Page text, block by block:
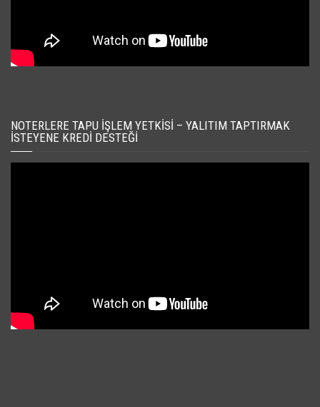
NOTERLERE TAPU İŞLEM YETKISI – YALITIM TAPTIRMAK
İSTEYENE KREDI DESTEĞI